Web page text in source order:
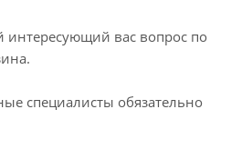
интересующий вас вопрос по
специалисты обязательно